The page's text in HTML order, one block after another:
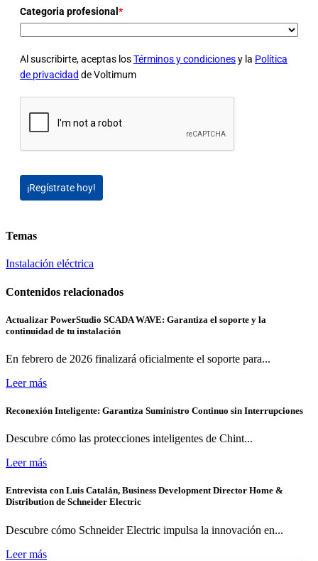
Categoria profesional *
Al suscribirte, aceptas losTérminos y condicionesy la Política
de privacidad de Voltimum
¡Regístrate hoy!
Temas
Instalación eléctrica
Contenidos relacionados
Actualizar PowerStudio SCADA WAVE: Garantiza el soporte y la
continuidad de tu instalación
En febrero de 2026 finalizará oficialmente el soporte para...
Leer más
Reconexión Inteligente: Garantiza Suministro Continuo sin Interrupciones
Descubre cómo las protecciones inteligentes de Chint...
Leer más
Entrevista con Luis Catalán, Business Development Director Home &
Distribution de Schneider Electric
Descubre cómo Schneider Electric impulsa la innovación en...
Leer más